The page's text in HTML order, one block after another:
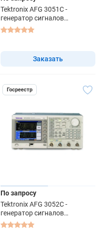
Tektronix AFG 3051C -
генератор сигналов
специальной формы
Заказать
Госреестр
По запросу
Tektronix AFG 3052C -
генератор сигналов
специальной формы